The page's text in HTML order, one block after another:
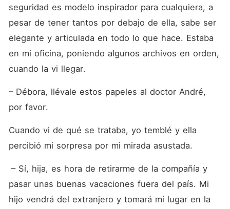
seguridad es modelo inspirador para cualquiera, a
pesar de tener tantos por debajo de ella, sabe ser
elegante y articulada en todo lo que hace. Estaba
en mi oficina, poniendo algunos archivos en orden,
cuando la vi llegar.
– Débora, llévale estos papeles al doctor André,
por favor.
Cuando vi de qué se trataba, yo temblé y ella
percibió mi sorpresa por mi mirada asustada.
pasar unas buenas vacaciones fuera del país. Mi
hijo vendrá del extranjero y tomará mi lugar en la